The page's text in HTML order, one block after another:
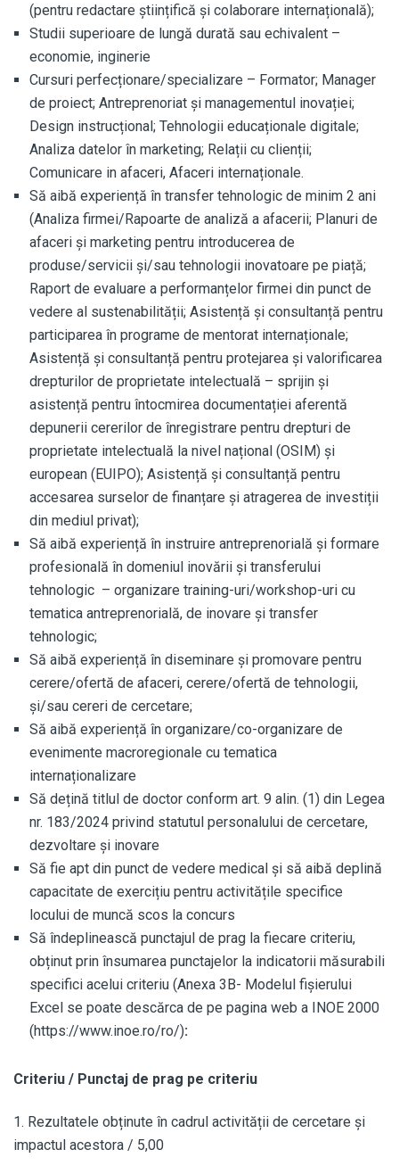
(pentru redactare științifică și colaborare internațională);
Studii superioare de lungă durată sau echivalent –
economie, inginerie
Cursuri perfecționare/specializare – Formator; Manager
de proiect; Antreprenoriat și managementul inovației;
Design instrucțional; Tehnologii educaționale digitale;
Analiza datelor în marketing; Relații cu clienții;
Comunicare in afaceri, Afaceri internaționale.
Să aibă experiență în transfer tehnologic de minim 2 ani
(Analiza firmei/Rapoarte de analiză a afacerii; Planuri de
afaceri și marketing pentru introducerea de
produse/servicii și/sau tehnologii inovatoare pe piață;
Raport de evaluare a performanțelor firmei din punct de
vedere al sustenabilității; Asistență și consultanță pentru
participarea în programe de mentorat internaționale;
Asistență și consultanță pentru protejarea și valorificarea
drepturilor de proprietate intelectuală – sprijin și
asistență pentru întocmirea documentației aferentă
depunerii cererilor de înregistrare pentru drepturi de
proprietate intelectuală la nivel național (OSIM) și
european (EUIPO); Asistență și consultanță pentru
accesarea surselor de finanțare și atragerea de investiții
din mediul privat);
Să aibă experiență în instruire antreprenorială și formare
profesională în domeniul inovării și transferului
tehnologic – organizare training-uri/workshop-uri cu
tematica antreprenorială, de inovare și transfer
tehnologic;
Să aibă experiență în diseminare și promovare pentru
cerere/ofertă de afaceri, cerere/ofertă de tehnologii,
și/sau cereri de cercetare;
Să aibă experiență în organizare/co-organizare de
evenimente macroregionale cu tematica
internaționalizare
Să dețină titlul de doctor conform art. 9 alin. (1) din Legea
nr. 183/2024 privind statutul personalului de cercetare,
dezvoltare și inovare
Să fie apt din punct de vedere medical și să aibă deplină
capacitate de exercițiu pentru activitățile specifice
locului de muncă scos la concurs
Să îndeplinească punctajul de prag la fiecare criteriu,
obținut prin însumarea punctajelor la indicatorii măsurabili
specifici acelui criteriu (Anexa 3B- Modelul fișierului
Excel se poate descărca de pe pagina web a INOE 2000
(https://www.inoe.ro/ro/):
Criteriu / Punctaj de prag pe criteriu
1. Rezultatele obținute în cadrul activității de cercetare și
impactul acestora / 5,00